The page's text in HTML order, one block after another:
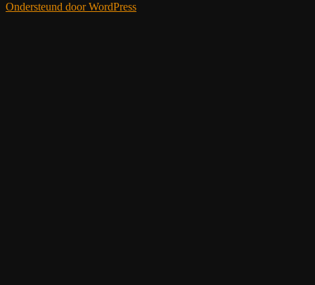
Ondersteund door WordPress